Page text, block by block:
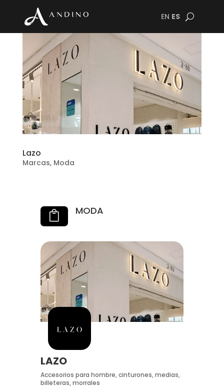
EN ES
Lazo
Marcas, Moda
 MODA
LAZO
Accesorios para hombre, cinturones, medias,
billeteras, morrales